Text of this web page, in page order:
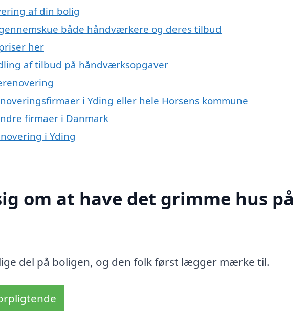
af din bolig
både håndværkere og deres tilbud
her
af tilbud på håndværksopgaver
i Yding eller hele Horsens kommune
firmaer i Danmark
i Yding
om at have det grimme hus på
del på boligen, og den folk først lægger mærke til.